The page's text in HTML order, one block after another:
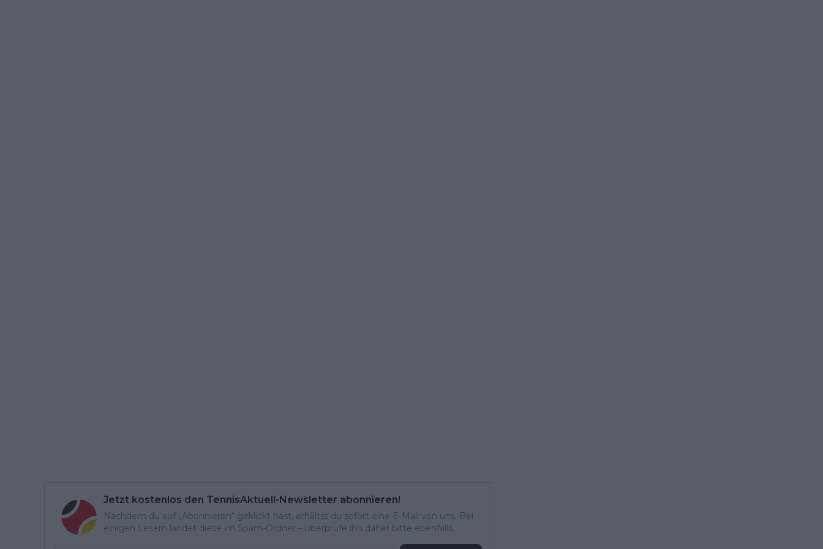
Jetzt kostenlos den TennisAktuell-Newsletter abonnieren!
Nachdem du auf „Abonnieren“ geklickt hast, erhältst du sofort eine E-Mail von uns. Bei
einigen Lesern landet diese im Spam-Ordner – überprüfe ihn daher bitte ebenfalls.